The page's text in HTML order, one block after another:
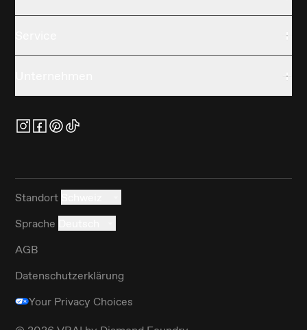
Standort
Sprache
AGB
Datenschutzerklärung
Your Privacy Choices